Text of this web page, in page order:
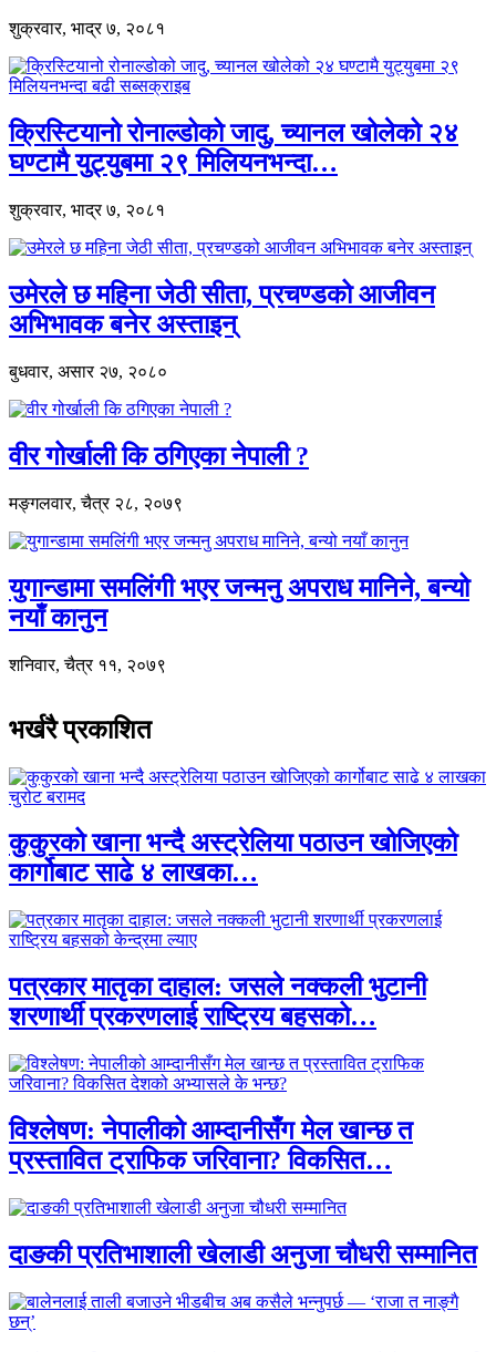
शुक्रवार, भाद्र ७, २०८१
क्रिस्टियानो रोनाल्डोको जादु, च्यानल खोलेको २४
घण्टामै युट्युबमा २९ मिलियनभन्दा…
शुक्रवार, भाद्र ७, २०८१
उमेरले छ महिना जेठी सीता, प्रचण्डको आजीवन
अभिभावक बनेर अस्ताइन्
बुधवार, असार २७, २०८०
वीर गोर्खाली कि ठगिएका नेपाली ?
मङ्गलवार, चैत्र २८, २०७९
युगान्डामा समलिंगी भएर जन्मनु अपराध मानिने, बन्यो
नयाँ कानुन
शनिवार, चैत्र ११, २०७९
भर्खरै प्रकाशित
कुकुरको खाना भन्दै अस्ट्रेलिया पठाउन खोजिएको
कार्गोबाट साढे ४ लाखका…
पत्रकार मातृका दाहाल: जसले नक्कली भुटानी
शरणार्थी प्रकरणलाई राष्ट्रिय बहसको…
विश्लेषण: नेपालीको आम्दानीसँग मेल खान्छ त
प्रस्तावित ट्राफिक जरिवाना? विकसित…
दाङकी प्रतिभाशाली खेलाडी अनुजा चौधरी सम्मानित